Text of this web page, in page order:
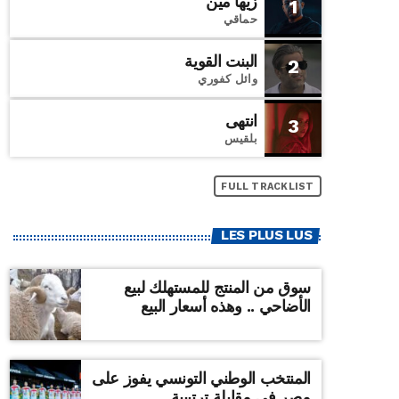
1
حماقي
2 البنت القوية
وائل كفوري
3 انتهى
بلقيس
FULL TRACKLIST
LES PLUS LUS
سوق من المنتج للمستهلك لبيع
الأضاحي .. وهذه أسعار البيع
المنتخب الوطني التونسي يفوز على